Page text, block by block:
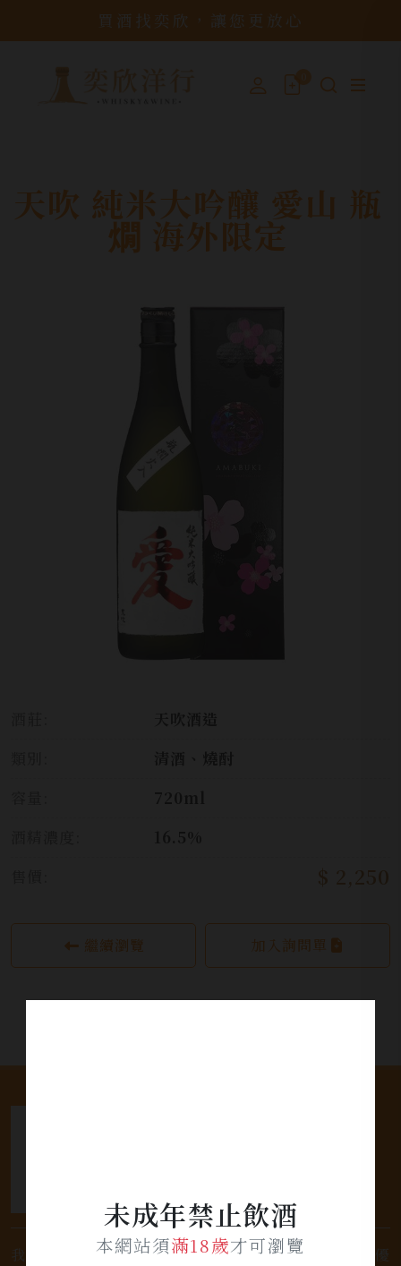
未成年禁止飲酒
本網站須滿18歲才可瀏覽
買酒找奕欣，讓您更放心
天吹 純米大吟釀 愛山 瓶
燗 海外限定
繼續瀏覽 加入詢問單
我們是專業銷售威士忌及各式酒類的店家，為您提供優